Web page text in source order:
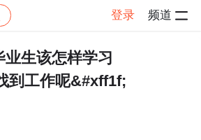
登录 频道
帖子详情
生该怎样学习
到工作呢&#xff1f;